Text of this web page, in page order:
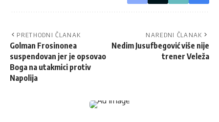
PRETHODNI ČLANAK
Golman Frosinonea
suspendovan jer je opsovao
Boga na utakmici protiv
Napolija
NAREDNI ČLANAK
Nedim Jusufbegović više nije
trener Veleža